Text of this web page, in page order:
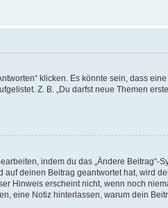
klicken. Es könnte sein, dass
Z. B. „Du darfst neue Themen
indem du das „Ändere Beitrag“-
deinen Beitrag geantwortet hat, wird
Hinweis erscheint nicht, wenn noch
eine Notiz hinterlassen, warum dein